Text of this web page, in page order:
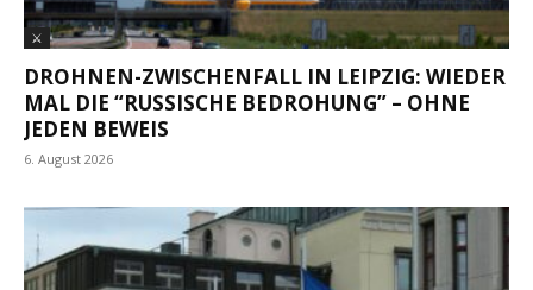
⚔
DROHNEN-ZWISCHENFALL IN LEIPZIG: WIEDER
MAL DIE “RUSSISCHE BEDROHUNG” – OHNE
JEDEN BEWEIS
6. August 2026